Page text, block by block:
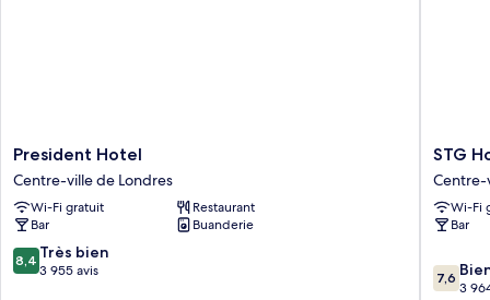
President
Hotel
Centre-
ville
de
Londres
President Hotel
Centre-ville de Londres
Wi-Fi gratuit
Restaurant
Bar
Buanderie
8.4
sur
8,4 Très bien
3 955 avis
STG
Hotel
London
Oxford
Street
ville
de
STG
Centre-
Wi-Fi
Bar
7.6
sur
7,6
3